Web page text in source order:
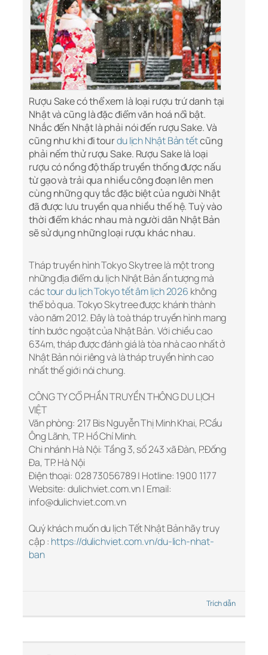
Rượu Sake có thể xem là loại rượu trứ danh tại
Nhật và cũng là đặc điểm văn hoá nổi bật.
Nhắc đến Nhật là phải nói đến rượu Sake. Và
cũng như khi đi tourdu lịch Nhật Bản tếtcũng
phải nếm thử rượu Sake. Rượu Sake là loại
rượu có nồng độ thấp truyền thống được nấu
từ gạo và trải qua nhiều công đoạn lên men
cùng những quy tắc đặc biệt của người Nhật
đã được lưu truyền qua nhiều thế hệ. Tuỳ vào
thời điểm khác nhau mà người dân Nhật Bản
sẽ sử dụng những loại rượu khác nhau.
Tháp truyền hình Tokyo Skytree là một trong
những địa điểm du lịch Nhật Bản ấn tượng mà
cáctour du lịch Tokyo tết âm lịch 2026 không
thể bỏ qua. Tokyo Skytree được khánh thành
vào năm 2012. Đây là toà tháp truyền hình mang
tính bước ngoặt của Nhật Bản. Với chiều cao
634m, tháp được đánh giá là tòa nhà cao nhất ở
Nhật Bản nói riêng và là tháp truyền hình cao
nhất thế giới nói chung.
CÔNG TY CỔ PHẦN TRUYỀN THÔNG DU LỊCH
VIỆT
Văn phòng: 217 Bis Nguyễn Thị Minh Khai, P.Cầu
Ông Lãnh, TP. Hồ Chí Minh.
Chi nhánh Hà Nội: Tầng 3, số 243 xã Đàn, P.Đống
Đa, TP. Hà Nội
Điện thoại: 028 73056789 | Hotline: 1900 1177
Website: dulichviet.com.vn | Email:
info@dulichviet.com.vn
Quý khách muốn du lịch Tết Nhật Bản hãy truy
cập : https://dulichviet.com.vn/du-lich-nhat-
ban
Trích dẫn